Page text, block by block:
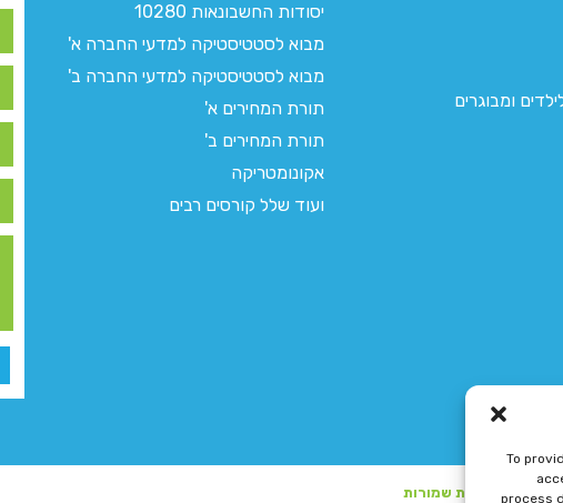
To
process
ומבוגרים
יסודות החשבונאות 10280
מבוא לסטטיסטיקה למדעי החברה א'
מבוא לסטטיסטיקה למדעי החברה ב'
תורת המחירים א'
תורת המחירים ב'
אקונומטריקה
ועוד שלל קורסים רבים